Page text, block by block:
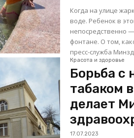
Когда на улице
воде. Ребенок в
непосредственно
фонтане. О том,
пресс-служба
Красота и здоровье
Борьба с
табаком
делает
17.07.2023